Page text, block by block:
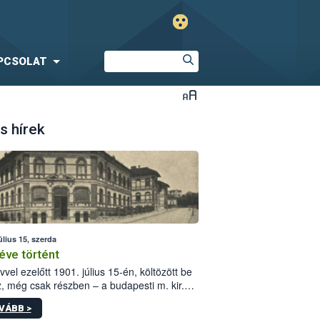
hírek
15, szerda
történt
ezelőtt 1901. július 15-én, költözött be
még csak részben – a budapesti m. kir.
állomás a Kis Rókus utca
alatti, Czigler Győző által tervezett új
>